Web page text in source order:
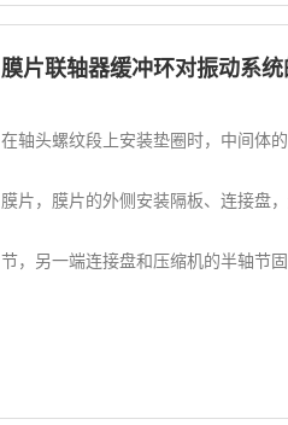
膜片联轴器缓冲环对振动系
在轴头螺纹段上安装垫圈时，中间体
膜片，膜片的外侧安装隔板、连接盘
节，另一端连接盘和压缩机的半轴节